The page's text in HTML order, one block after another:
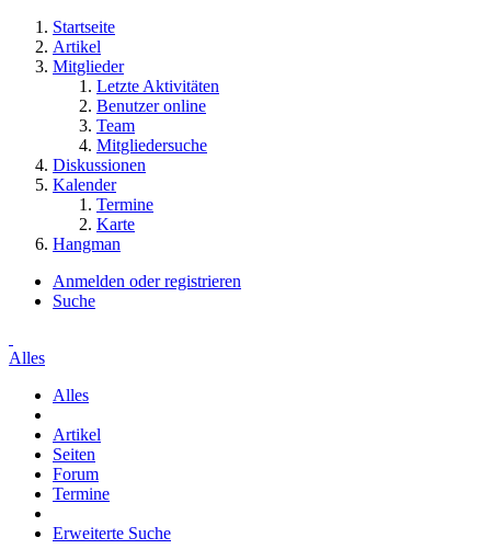
Startseite
Artikel
Mitglieder
Letzte Aktivitäten
Benutzer online
Team
Mitgliedersuche
Diskussionen
Kalender
Termine
Karte
Hangman
Anmelden oder registrieren
Suche
Alles
Alles
Artikel
Seiten
Forum
Termine
Erweiterte Suche